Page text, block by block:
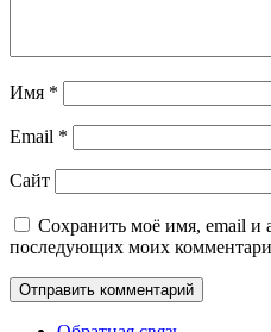
Имя *
Email *
Сайт
Сохранить моё имя, email и
последующих моих